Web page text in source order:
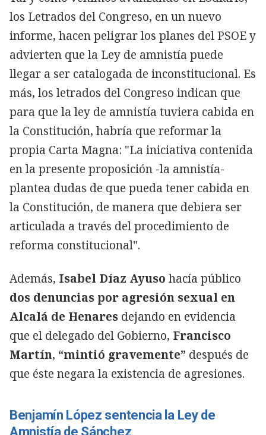
los Letrados del Congreso, en un nuevo
informe, hacen peligrar los planes del PSOE y
advierten que la Ley de amnistía puede
llegar a ser catalogada de inconstitucional. Es
más, los letrados del Congreso indican que
para que la ley de amnistía tuviera cabida en
la Constitución, habría que reformar la
propia Carta Magna: "La iniciativa contenida
en la presente proposición -la amnistía-
plantea dudas de que pueda tener cabida en
la Constitución, de manera que debiera ser
articulada a través del procedimiento de
reforma constitucional".
Además, Isabel Díaz Ayuso hacía público
dos denuncias por agresión sexual en
Alcalá de Henares dejando en evidencia
que el delegado del Gobierno, Francisco
Martín, “mintió gravemente” después de
que éste negara la existencia de agresiones.
Benjamín López sentencia la Ley de
Amnistía de Sánchez